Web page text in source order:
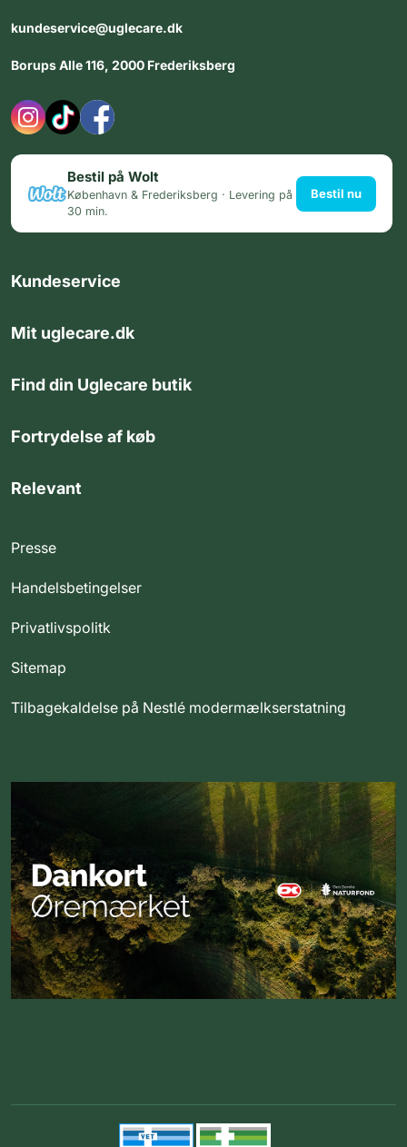
kundeservice@uglecare.dk
Borups Alle 116, 2000 Frederiksberg
Bestil på Wolt
København & Frederiksberg · Levering på
30 min.
Bestil nu
Kundeservice
Mit uglecare.dk
Find din Uglecare butik
Fortrydelse af køb
Relevant
Presse
Handelsbetingelser
Privatlivspolitk
Sitemap
Tilbagekaldelse på Nestlé modermælkserstatning